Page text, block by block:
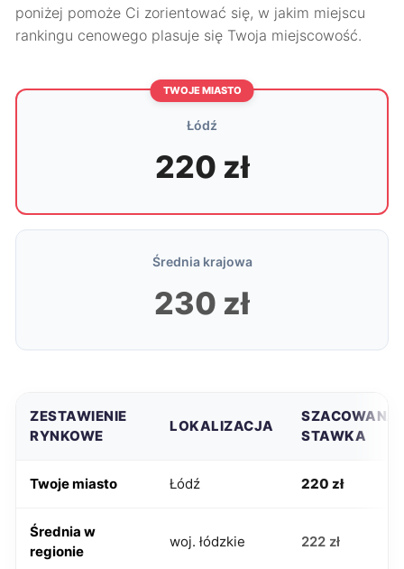
poniżej pomoże Ci zorientować się, w jakim miejscu
rankingu cenowego plasuje się Twoja miejscowość.
TWOJE MIASTO
Łódź
220 zł
Średnia krajowa
230 zł
ZESTAWIENIE
RYNKOWE
LOKALIZACJA
SZACOWANA
STAWKA
Twoje miasto Łódź 220 zł
Średnia w
regionie
woj. łódzkie 222 zł